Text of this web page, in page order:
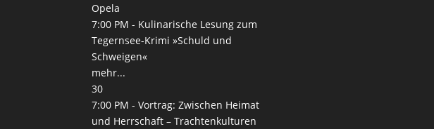
Opela
7:00 PM - Kulinarische Lesung zum
Tegernsee-Krimi »Schuld und
Schweigen«
mehr...
30
7:00 PM -Vortrag: Zwischen Heimat
und Herrschaft – Trachtenkulturen